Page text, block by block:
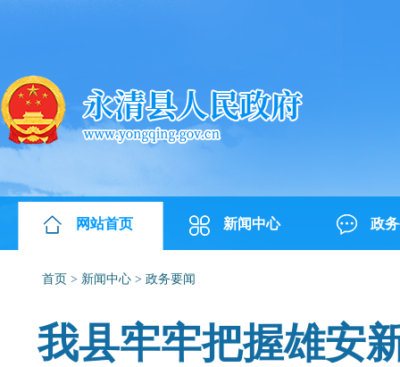
网站首页 新闻中心 政
首页 > 新闻中心 > 政务要闻
我县牢牢把握雄安